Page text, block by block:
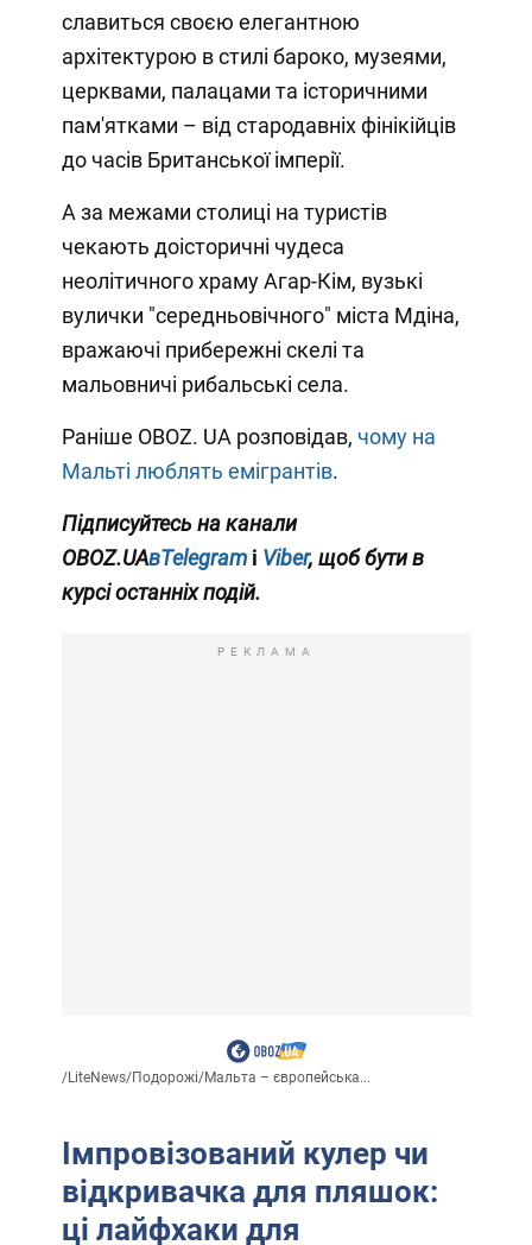
славиться своєю елегантною
архітектурою в стилі бароко, музеями,
церквами, палацами та історичними
пам'ятками – від стародавніх фінікійців
до часів Британської імперії.
А за межами столиці на туристів
чекають доісторичні чудеса
неолітичного храму Агар-Кім, вузькі
вулички "середньовічного" міста Мдіна,
вражаючі прибережні скелі та
мальовничі рибальські села.
Раніше OBOZ. UA розповідав, чому на
Мальті люблять емігрантів.
Підписуйтесь на канали
OBOZ.UAвTelegramі Viber, щоб бути в
курсі останніх подій.
РЕКЛАМА
/LiteNews/Подорожі/Мальта – європейська...
Імпровізований кулер чи
відкривачка для пляшок:
ці лайфхаки для